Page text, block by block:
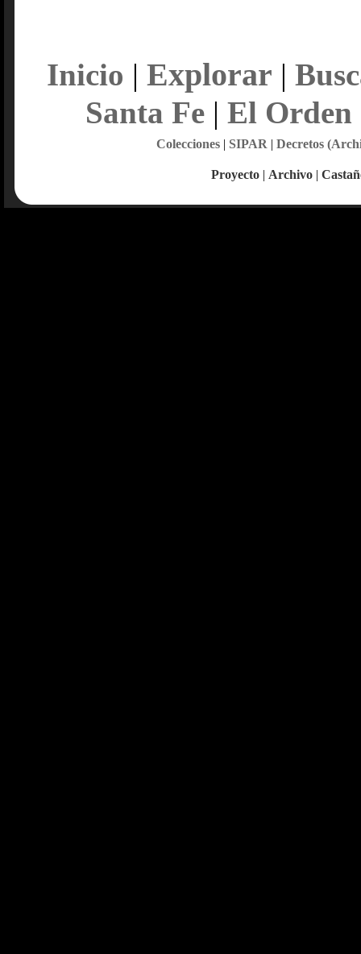
Inicio | Explorar |
Santa Fe| El Orden
Colecciones| SIPAR | Decretos
Proyecto | Archivo |